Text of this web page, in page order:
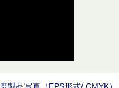
製品写真（EPS形式/ CMYK）